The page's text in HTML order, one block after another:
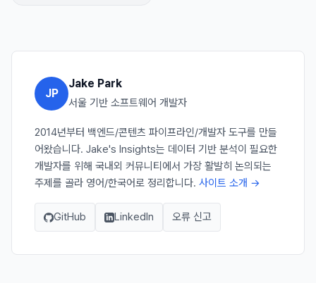
JP
Jake Park
서울 기반 소프트웨어 개발자
2014년부터 백엔드/콘텐츠 파이프라인/개발자 도구를 만들
어왔습니다. Jake's Insights는 데이터 기반 분석이 필요한
개발자를 위해 국내외 커뮤니티에서 가장 활발히 논의되는
주제를 골라 영어/한국어로 정리합니다. 사이트 소개 →
GitHub LinkedIn 오류 신고